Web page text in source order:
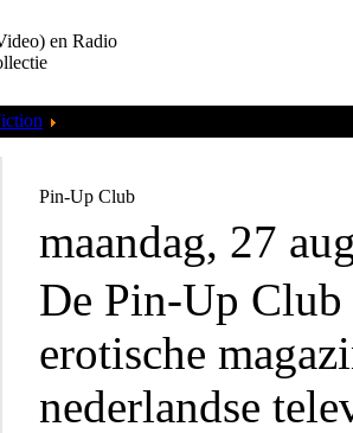
en Radio
Pin-Up Club
maandag, 27
De Pin-Up Club
erotische
nederlandse